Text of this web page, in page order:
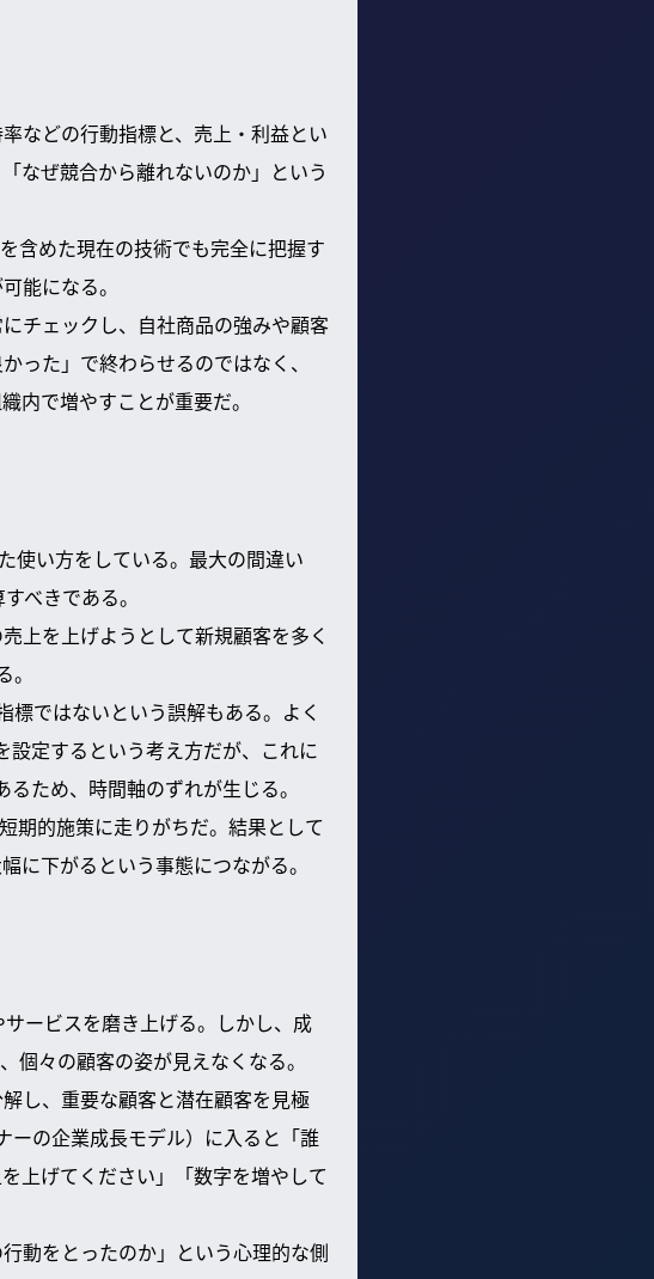
などの行動指標と、売上・利益とい
なぜ競合から離れないのか」という
含めた現在の技術でも完全に把握す
能になる。
チェックし、自社商品の強みや顧客
った」で終わらせるのではなく、
内で増やすことが重要だ。
使い方をしている。最大の間違い
べきである。
上を上げようとして新規顧客を多く
標ではないという誤解もある。よく
設定するという考え方だが、これに
ため、時間軸のずれが生じる。
期的施策に走りがちだ。結果として
に下がるという事態につながる。
ービスを磨き上げる。しかし、成
個々の顧客の姿が見えなくなる。
し、重要な顧客と潜在顧客を見極
ーの企業成長モデル）に入ると「誰
上げてください」「数字を増やして
動をとったのか」という心理的な側